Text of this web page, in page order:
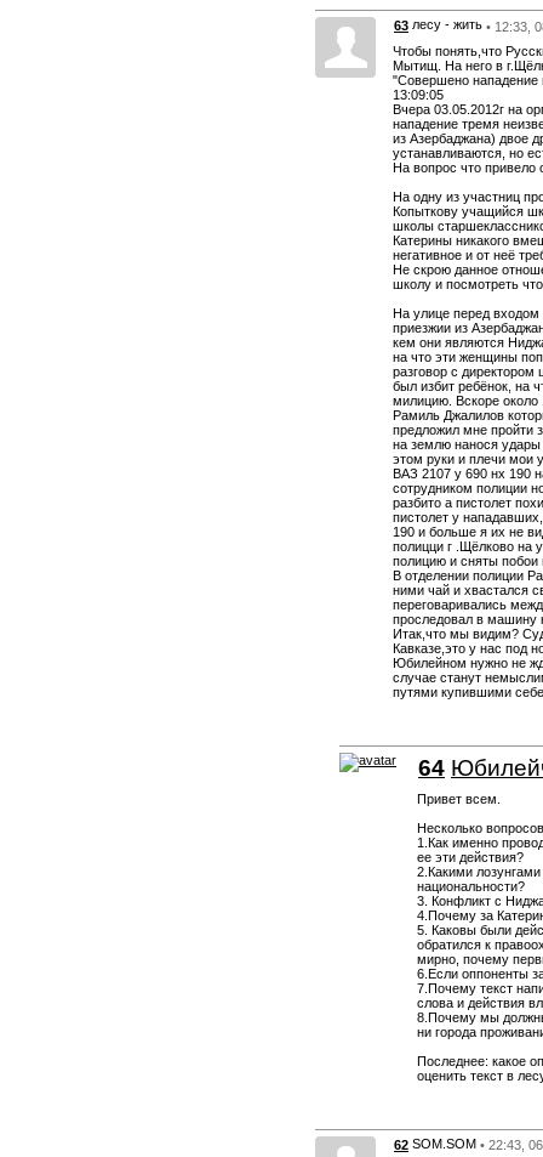
63 лесу - жить • 12:33,
Чтобы понять,что
Мытищ. На него в
"Совершено нападение
13:09:05
Вчера 03.05.2012г на
нападение тремя
из Азербаджана) двое
устанавливаются, но
На вопрос что привело
На одну из участниц
Копыткову учащийся
школы
Катерины никакого
негативное и от неё
Не скрою данное
школу и посмотреть
На улице перед входом
приезжии из
кем они являются
на что эти женщины
разговор с
был избит ребёнок, на
милицию. Вскоре около
Рамиль Джалилов
предложил мне пройти
на землю нанося удары
этом руки и плечи мои
ВАЗ 2107 у 690 нх 190
сотрудником полиции
разбито а пистолет
пистолет у
190 и больше я их не
полицци г .Щёлково на
полицию и сняты побои
В отделении полиции
ними чай и хвастался
переговаривались
проследовал в машину
Итак,что мы видим?
Кавказе,это у нас под
Юбилейном нужно не
случае станут
путями купившими
64
Привет всем.
Несколько
1.Как именно
ее эти действия?
2.Какими
национальности?
3. Конфликт с
4.Почему за
5. Каковы были
обратился к
мирно, почему
6.Если оппоненты
7.Почему текст
слова и действия
8.Почему мы
ни города
Последнее: какое
оценить текст в
62 SOM.SOM • 22:43,